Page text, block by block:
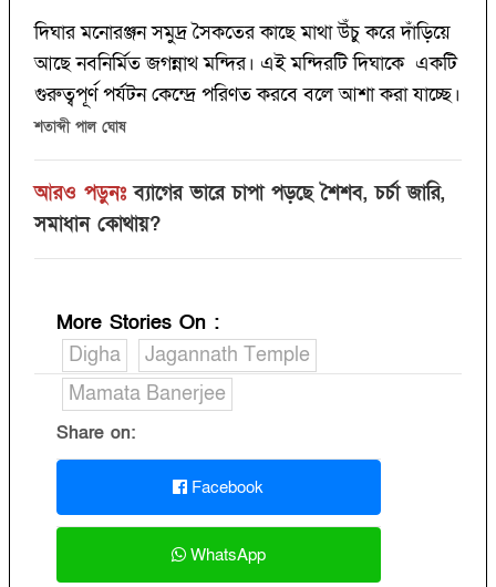
দিঘার মনোরঞ্জন সমুদ্র সৈকতের কাছে মাথা উঁচু করে দাঁড়িয়ে
আছে নবনির্মিত জগন্নাথ মন্দির। এই মন্দিরটি দিঘাকে একটি
গুরুত্বপূর্ণ পর্যটন কেন্দ্রে পরিণত করবে বলে আশা করা যাচ্ছে।
শতাব্দী পাল ঘোষ
আরও পড়ুনঃ ব্যাগের ভারে চাপা পড়ছে শৈশব, চর্চা জারি,
সমাধান কোথায়?
More Stories On :
Digha
Jagannath Temple
Mamata Banerjee
Share on:
Facebook
WhatsApp